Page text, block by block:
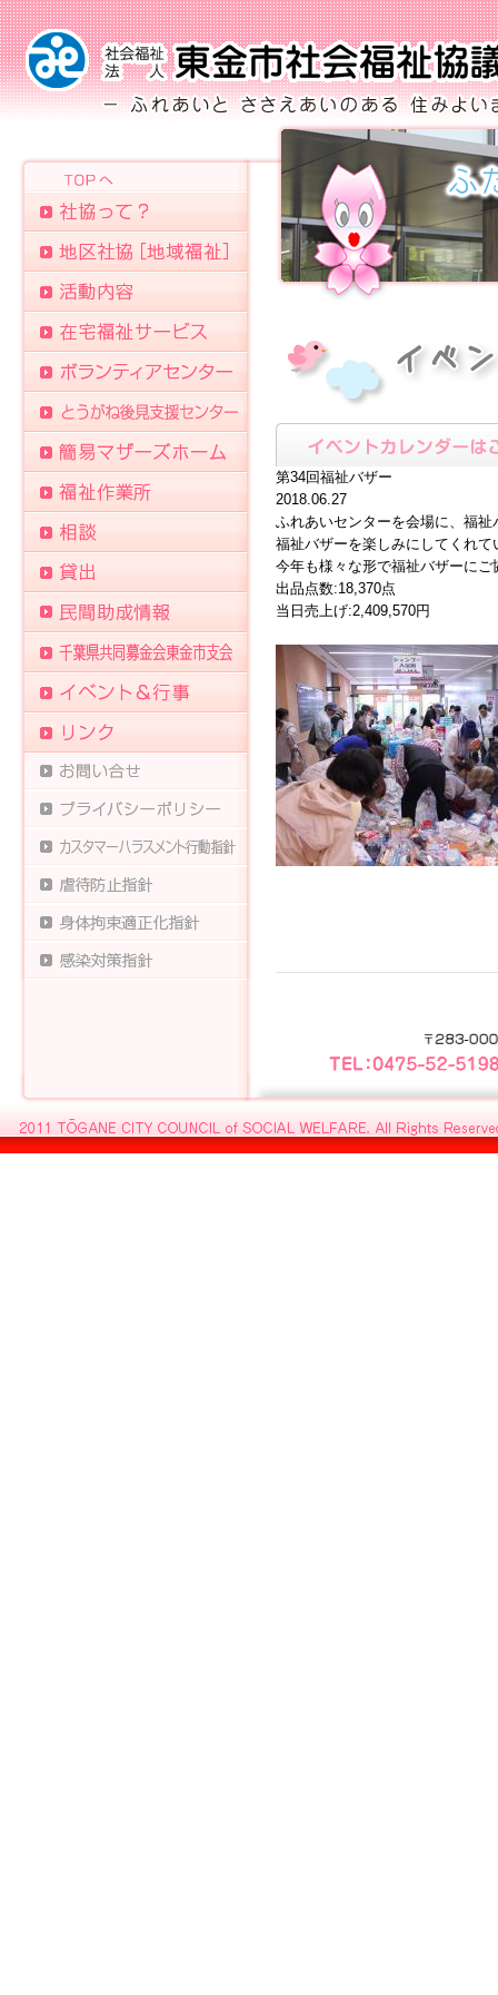
第34回福祉バザー
2018.06.27
ふれあいセンターを会場に、福
福祉バザーを楽しみにしてくれ
今年も様々な形で福祉バザーに
出品点数:18,370点
当日売上げ:2,409,570円